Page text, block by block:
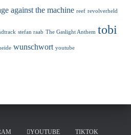
against the machine reef revolverheld
stefan raab The Gaslight Anthem tobi
wunschwort youtube
YOUTUBE TIKTOK